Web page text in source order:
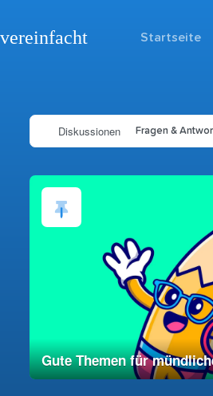
vereinfacht Startseite
Diskussionen Fragen &
Gute Themen für